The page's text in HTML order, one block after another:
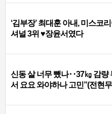
‘김부장’ 최대훈 아내, 미스코
셔널 3위 ♥장윤서였다
신동 살 너무 뺐나‥37㎏ 감량
서 요요 와야하나 고민”(전현